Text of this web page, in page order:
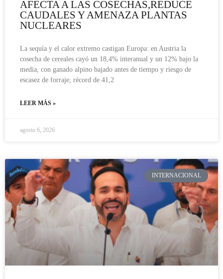
AFECTA A LAS COSECHAS,REDUCE
CAUDALES Y AMENAZA PLANTAS
NUCLEARES
La sequía y el calor extremo castigan Europa: en Austria la
cosecha de cereales cayó un 18,4% interanual y un 12% bajo la
media, con ganado alpino bajado antes de tiempo y riesgo de
escasez de forraje; récord de 41,2
LEER MÁS »
agosto 6, 2026
INTERNACIONAL